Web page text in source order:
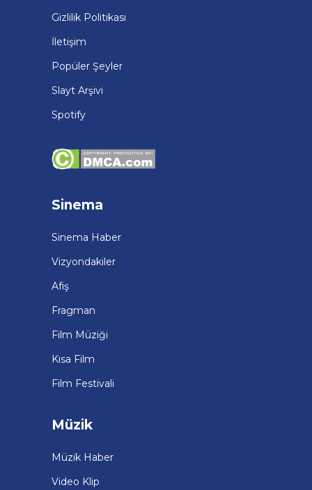
Gizlilik Politikası
İletişim
Popüler Şeyler
Slayt Arşivi
Spotify
Sinema
Sinema Haber
Vizyondakiler
Afiş
Fragman
Film Müziği
Kısa Film
Film Festivali
Müzik
Müzik Haber
Video Klip